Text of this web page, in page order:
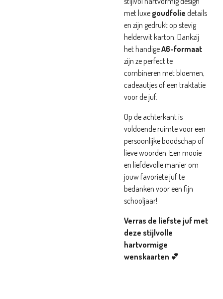
met luxe goudfolie details
en zijn gedrukt op stevig
helderwit karton. Dankzij
het handigeA6-formaat
zijn ze perfect te
combineren met bloemen,
cadeautjes of een traktatie
voor de juf.
Op de achterkant is
voldoende ruimte voor een
persoonlijke boodschap of
lieve woorden. Een mooie
en liefdevolle manier om
jouw favoriete juf te
bedanken voor een fijn
schooljaar!
Verras de liefste juf met
deze stijlvolle
hartvormige
wenskaarten 💕